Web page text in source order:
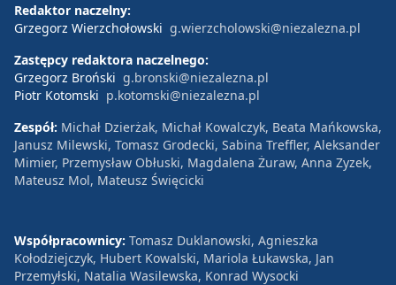
Redaktor naczelny:
Grzegorz Wierzchołowski g.wierzcholowski@niezalezna.pl
Zastępcy redaktora naczelnego:
Grzegorz Broński g.bronski@niezalezna.pl
Piotr Kotomski p.kotomski@niezalezna.pl
Zespół: Michał Dzierżak, Michał Kowalczyk, Beata Mańkowska,
Janusz Milewski, Tomasz Grodecki, Sabina Treffler, Aleksander
Mimier, Przemysław Obłuski, Magdalena Żuraw, Anna Zyzek,
Mateusz Mol, Mateusz Święcicki
Współpracownicy: Tomasz Duklanowski, Agnieszka
Kołodziejczyk, Hubert Kowalski, Mariola Łukawska, Jan
Przemyłski, Natalia Wasilewska, Konrad Wysocki